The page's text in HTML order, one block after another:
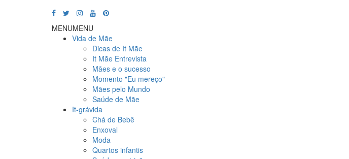
MENUMENU
Vida de Mãe
Dicas de It Mãe
It Mãe Entrevista
Mães e o sucesso
Momento "Eu mereço"
Mães pelo Mundo
Saúde de Mãe
It-grávida
Chá de Bebê
Enxoval
Moda
Quartos infantis